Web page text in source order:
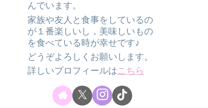
んでいます。
家族や友人と食事をしているの
が１番楽しいし，美味しいもの
を食べている時が幸せです♪
どうぞよろしくお願いします。
詳しいプロフィールはこちら